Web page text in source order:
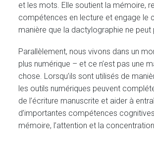
et les mots. Elle soutient la mémoire,
compétences en lecture et engage le
manière que la dactylographie ne peut
Parallèlement, nous vivons dans un
plus numérique – et ce n’est pas une
chose. Lorsqu’ils sont utilisés de
les outils numériques peuvent
de l’écriture manuscrite et aider à
d’importantes compétences
mémoire, l’attention et la